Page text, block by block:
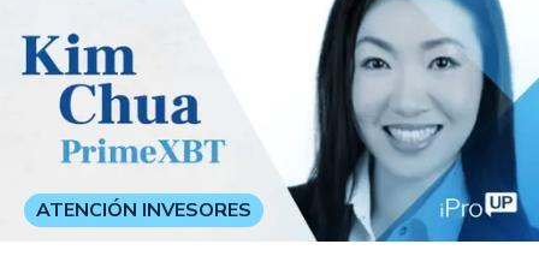
ATENCIÓN INVESORES